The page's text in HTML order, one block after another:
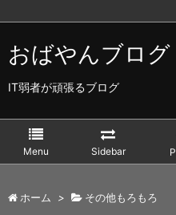
おばやんブログ
IT弱者が頑張るブログ
Menu Sidebar
ホーム > その他もろもろ